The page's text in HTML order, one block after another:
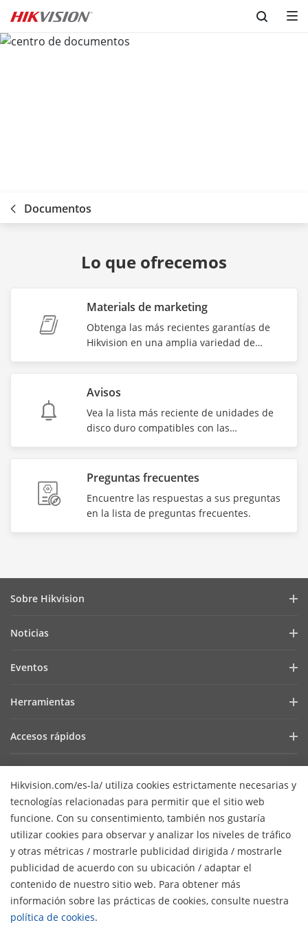
Skip to content
Documentos
Lo que ofrecemos
Materials de marketing
Obtenga las más recientes garantías de
Hikvision en una amplia variedad de
Avisos
Vea la lista más reciente de unidades de
disco duro compatibles con las
Preguntas frecuentes
Encuentre las respuestas a sus preguntas
en la lista de preguntas frecuentes.
Hikvision.com/es-la/ utiliza cookies estrictamente necesarias y
tecnologías relacionadas para permitir que el sitio web
funcione. Con su consentimiento, también nos gustaría
utilizar cookies para observar y analizar los niveles de tráfico
y otras métricas / mostrarle publicidad dirigida / mostrarle
publicidad de acuerdo con su ubicación / adaptar el
contenido de nuestro sitio web. Para obtener más
información sobre las prácticas de cookies, consulte nuestra
política de cookies.
Sobre Hikvision
Ciberseguridad
Enfoque en la Calidad
Contáctanos
Preguntas Frecuentes
Noticias
Casos de Éxito
Eventos
Encuentra un Partner Tecnológico
Portal de Partners Tecnológicos
Hikvision Embedded Open Platform (HEOP)
Centro de Contenido
Herramientas
SDKs de Integración
SDK de integración
Mapa de recursos
Accesos rápidos
Dónde Comprar
Productos Descontinuados
Hikvision eLearning
Lista de Eventos
Mapa del Sitio
Contáctanos
Suscripción al newsletter
© 2026 Hangzhou Hikvision Digital Technology Co., Ltd. Todos
los derechos reservados.
Políticas de privacidad